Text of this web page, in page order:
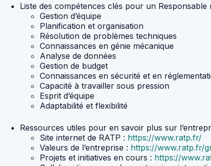
Liste des compétences clés pour un Responsable
Gestion d’équipe
Planification et organisation
Résolution de problèmes techniques
Connaissances en génie mécanique
Analyse de données
Gestion de budget
Connaissances en sécurité et en
Capacité à travailler sous pression
Esprit d’équipe
Adaptabilité et flexibilité
Ressources utiles pour en savoir plus sur
Site internet de RATP : https://www.ratp.fr/
Valeurs de l’entreprise : https://www.ratp.fr/
Projets et initiatives en cours : https://